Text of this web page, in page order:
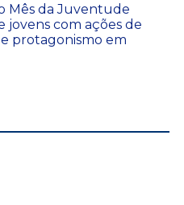
Mês da Juventude
jovens com ações de
protagonismo em